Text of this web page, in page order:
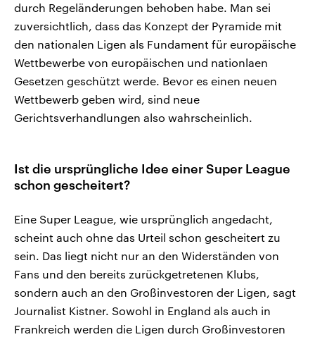
durch Regeländerungen behoben habe. Man sei
zuversichtlich, dass das Konzept der Pyramide mit
den nationalen Ligen als Fundament für europäische
Wettbewerbe von europäischen und nationlaen
Gesetzen geschützt werde. Bevor es einen neuen
Wettbewerb geben wird, sind neue
Gerichtsverhandlungen also wahrscheinlich.
Ist die ursprüngliche Idee einer Super League
schon gescheitert?
Eine Super League, wie ursprünglich angedacht,
scheint auch ohne das Urteil schon gescheitert zu
sein. Das liegt nicht nur an den Widerständen von
Fans und den bereits zurückgetretenen Klubs,
sondern auch an den Großinvestoren der Ligen, sagt
Journalist Kistner. Sowohl in England als auch in
Frankreich werden die Ligen durch Großinvestoren